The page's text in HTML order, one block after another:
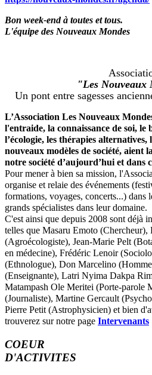
Bon week-end à toutes et tous.
L'équipe des Nouveaux Mondes
"Les Nouveaux
Un pont entre sagesses
L’Association Les Nouveaux
l'entraide, la connaissance de soi,
l’écologie, les thérapies alternatives,
nouveaux modèles de société, aient
notre société d’aujourd’hui et dans
Pour mener à bien sa mission,
organise et relaie des événements
formations, voyages, concerts...) dans
grands spécialistes dans leur domaine.
C'est ainsi que depuis 2008 sont déjà
telles que Masaru Emoto (Chercheur),
(Agroécologiste), Jean-Marie Pelt
en médecine), Frédéric Lenoir
(Ethnologue), Don Marcelino
(Enseignante), Latri Nyima Dakpa
Matampash Ole Meritei (Porte-parole
(Journaliste), Martine Gercault
Pierre Petit (Astrophysicien) et bien
trouverez sur notre page Intervenants
COEUR
D'ACTIVITES